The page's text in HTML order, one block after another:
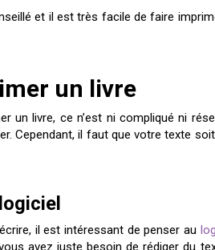
et il est très facile de faire
un livre
un livre, ce n’est ni compliqué ni
Cependant, il faut que votre texte
il est intéressant de penser au
avez juste besoin de rédiger du